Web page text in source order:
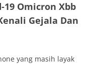
19 Omicron Xbb
Gejala Dan
yang masih layak